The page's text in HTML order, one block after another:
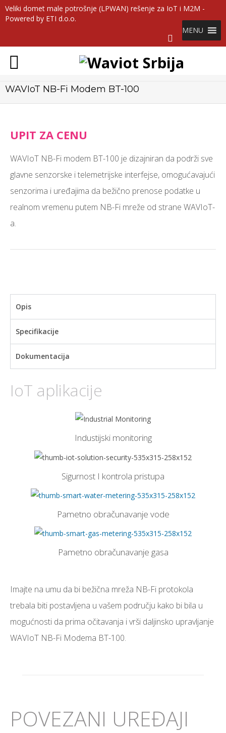
Veliki domet male potrošnje (LPWAN) rešenje za IoT i M2M -
Powered by ETI d.o.o.
MENU
WAVIoT NB-Fi Modem BT-100
UPIT ZA CENU
WAVIoT NB-Fi modem BT-100 je dizajniran da podrži sve
glavne senzorske i telemetrijske interfejse, omogućavajući
senzorima i uređajima da bežično prenose podatke u
realnom vremenu putem NB-Fi mreže od strane WAVIoT-
a.
Opis
Specifikacije
Dokumentacija
IoT aplikacije
Industijski monitoring
Sigurnost I kontrola pristupa
Pametno obračunavanje vode
Pametno obračunavanje gasa
Imajte na umu da bi bežična mreža NB-Fi protokola
trebala biti postavljena u vašem području kako bi bila u
mogućnosti da prima očitavanja i vrši daljinsko upravljanje
WAVIoT NB-Fi Modema BT-100.
POVEZANI UREĐAJI